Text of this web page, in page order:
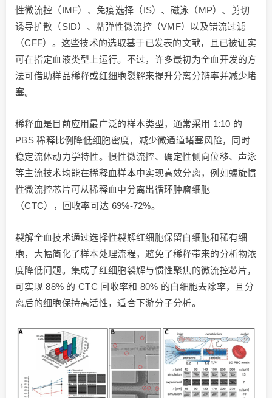
性微流控（IMF）、免疫选择（IS）、磁泳（MP）、剪切
诱导扩散（SID）、粘弹性微流控（VMF）以及错流过滤
（CFF）。这些技术的选取基于已发表的文献，且已被证实
可在指定血液类型上运行。不过，许多最初为全血开发的方
法可借助样品稀释或红细胞裂解来提升分离分辨率并减少堵
塞。
稀释血是目前应用最广泛的样本类型，通常采用 1:10 的
PBS 稀释比例降低细胞密度，减少微通道堵塞风险，同时
稳定流体动力学特性。惯性微流控、确定性侧向位移、声泳
等主流技术均能在稀释血样本中实现高效分离，例如螺旋惯
性微流控芯片可从稀释血中分离出循环肿瘤细胞
（CTC），回收率可达 69%-72%。
裂解全血技术通过选择性裂解红细胞保留白细胞和稀有细
胞，大幅简化了样本处理流程，避免了稀释带来的分析物浓
度降低问题。集成了红细胞裂解与惯性聚焦的微流控芯片，
可实现 88% 的 CTC 回收率和 80% 的白细胞去除率，且分
离后的细胞保持高活性，适合下游分子分析。